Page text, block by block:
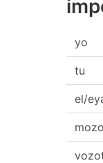
yo
tu
el/